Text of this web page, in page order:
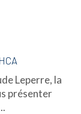
Leperre, la
présenter